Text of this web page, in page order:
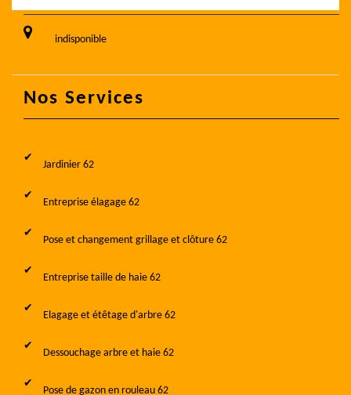
indisponible
Nos Services
Jardinier 62
Entreprise élagage 62
Pose et changement grillage et clôture 62
Entreprise taille de haie 62
Elagage et étêtage d'arbre 62
Dessouchage arbre et haie 62
Pose de gazon en rouleau 62